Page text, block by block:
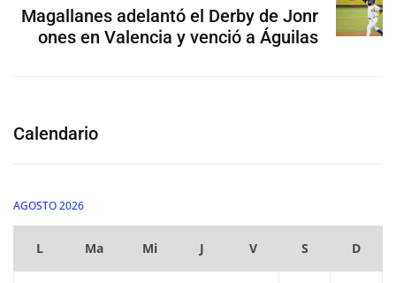
Magallanes adelantó el Derby de Jonr
ones en Valencia y venció a Águilas
Calendario
AGOSTO 2026
L Ma Mi J V S D